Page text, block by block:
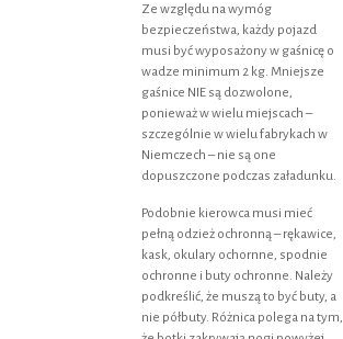
Ze względu na wymóg
bezpieczeństwa, każdy pojazd
musi być wyposażony w gaśnicę o
wadze minimum 2 kg. Mniejsze
gaśnice NIE są dozwolone,
ponieważ w wielu miejscach –
szczególnie w wielu fabrykach w
Niemczech – nie są one
dopuszczone podczas załadunku.
Podobnie kierowca musi mieć
pełną odzież ochronną – rękawice,
kask, okulary ochornne, spodnie
ochronne i buty ochronne. Należy
podkreślić, że muszą to być buty, a
nie półbuty. Różnica polega na tym,